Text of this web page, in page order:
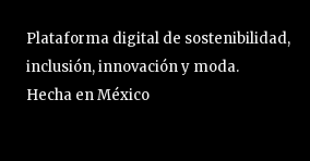
Plataforma digital de sostenibilidad,
inclusión, innovación y moda.
Hecha en México